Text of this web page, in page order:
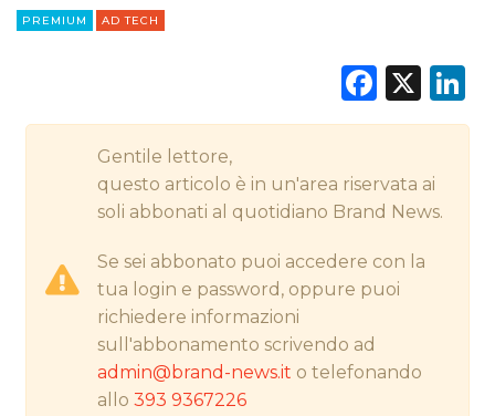
RADIO / AUDIO
PREMIUM AD TECH
X
Gentile lettore,
questo articolo è in un'area riservata ai
soli abbonati al quotidiano Brand News.
Se sei abbonato puoi accedere con la
tua login e password, oppure puoi
richiedere informazioni
sull'abbonamento scrivendo ad
admin@brand-news.it o telefonando
allo393 9367226